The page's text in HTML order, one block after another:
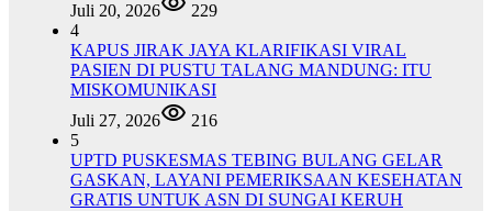
Juli 20, 2026
229
4
KAPUS JIRAK JAYA KLARIFIKASI VIRAL
PASIEN DI PUSTU TALANG MANDUNG: ITU
MISKOMUNIKASI
Juli 27, 2026
216
5
UPTD PUSKESMAS TEBING BULANG GELAR
GASKAN, LAYANI PEMERIKSAAN KESEHATAN
GRATIS UNTUK ASN DI SUNGAI KERUH